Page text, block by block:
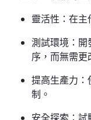
靈活性：在主
測試環境：開
序，而無需更
提高生產力：
制。